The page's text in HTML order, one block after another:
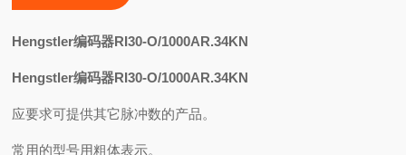
Hengstler编码器RI30-O/1000AR.34KN
Hengstler编码器RI30-O/1000AR.34KN
应要求可提供其它脉冲数的产品。
常用的型号用粗体表示。